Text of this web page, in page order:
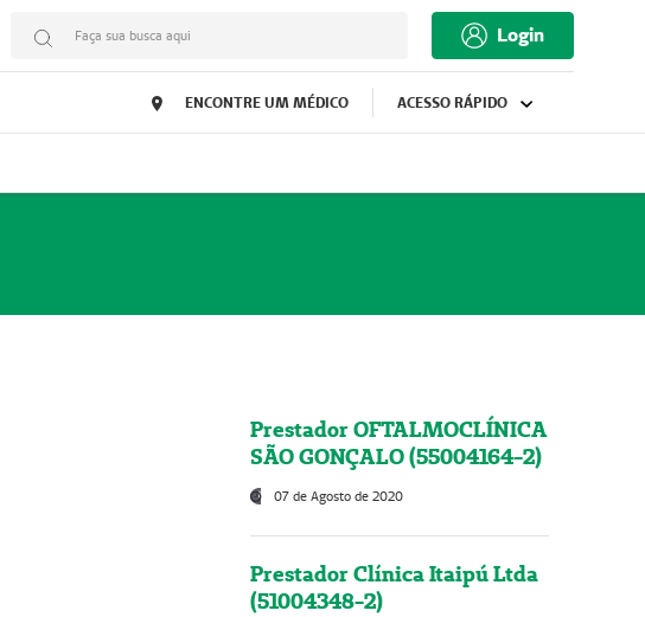
Faça sua busca aqui Login
ENCONTRE UM MÉDICO ACESSO RÁPIDO
Prestador OFTALMOCLÍNICA
SÃO GONÇALO (55004164-2)
07 de Agosto de 2020
Prestador Clínica Itaipú Ltda
(51004348-2)